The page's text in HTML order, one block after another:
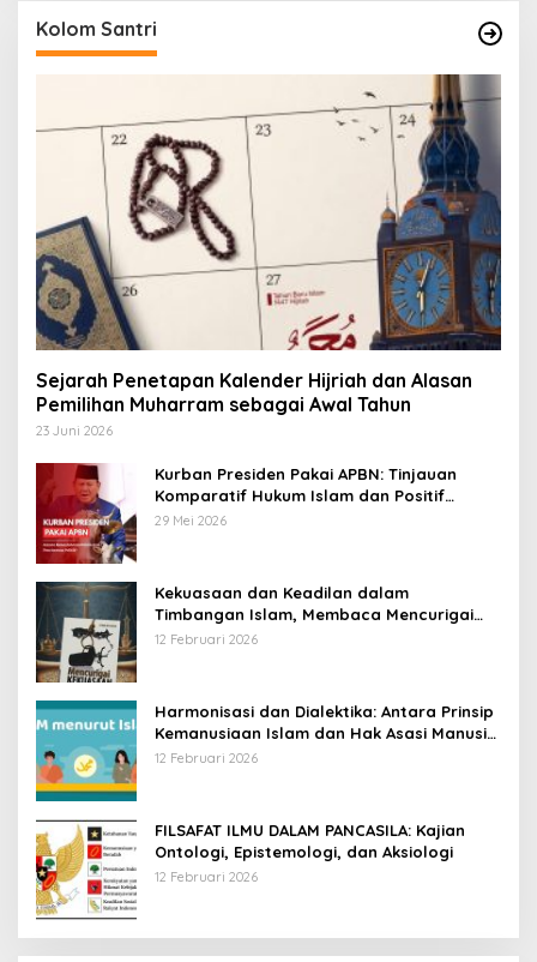
Kolom Santri
Sejarah Penetapan Kalender Hijriah dan Alasan
Pemilihan Muharram sebagai Awal Tahun
23 Juni 2026
Kurban Presiden Pakai APBN: Tinjauan
Komparatif Hukum Islam dan Positif
Negara
29 Mei 2026
Kekuasaan dan Keadilan dalam
Timbangan Islam, Membaca Mencurigai
Kekuasaan Karya Fitron Nur Iksan
12 Februari 2026
Harmonisasi dan Dialektika: Antara Prinsip
Kemanusiaan Islam dan Hak Asasi Manusia
Universal
12 Februari 2026
FILSAFAT ILMU DALAM PANCASILA: Kajian
Ontologi, Epistemologi, dan Aksiologi
12 Februari 2026